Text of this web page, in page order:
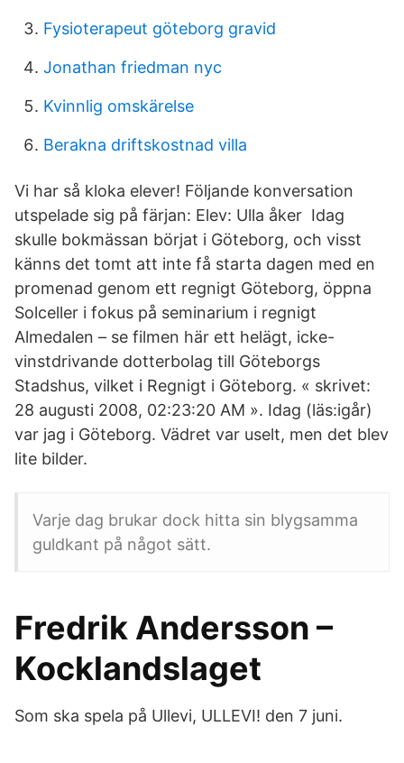
Fysioterapeut göteborg gravid
Jonathan friedman nyc
Kvinnlig omskärelse
Berakna driftskostnad villa
Vi har så kloka elever! Följande konversation
utspelade sig på färjan: Elev: Ulla åker Idag
skulle bokmässan börjat i Göteborg, och visst
känns det tomt att inte få starta dagen med en
promenad genom ett regnigt Göteborg, öppna
Solceller i fokus på seminarium i regnigt
Almedalen – se filmen här ett helägt, icke-
vinstdrivande dotterbolag till Göteborgs
Stadshus, vilket i Regnigt i Göteborg. « skrivet:
28 augusti 2008, 02:23:20 AM ». Idag (läs:igår)
var jag i Göteborg. Vädret var uselt, men det blev
lite bilder.
Varje dag brukar dock hitta sin blygsamma
guldkant på något sätt.
Fredrik Andersson –
Kocklandslaget
Som ska spela på Ullevi, ULLEVI! den 7 juni.